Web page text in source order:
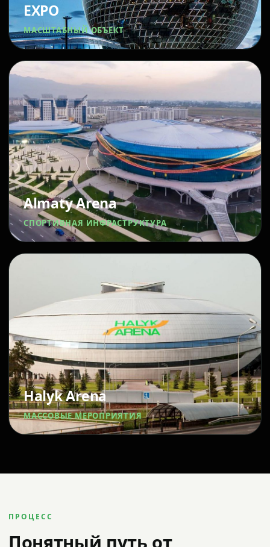
EXPO
МАСШТАБНЫЙ ОБЪЕКТ
Almaty Arena
СПОРТИВНАЯ ИНФРАСТРУКТУРА
Halyk Arena
МАССОВЫЕ МЕРОПРИЯТИЯ
ПРОЦЕСС
Понятный путь от